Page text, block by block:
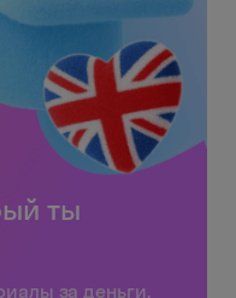
ты
за деньги.